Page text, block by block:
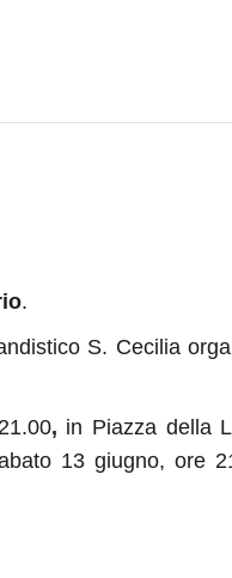
.
S. Cecilia
, in Piazza della
13 giugno, ore